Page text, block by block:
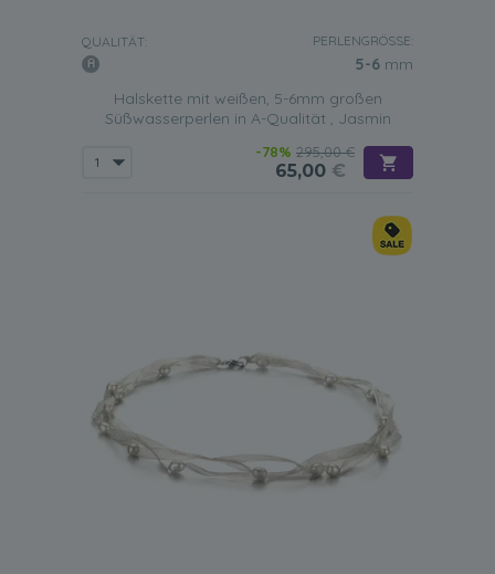
QUALITÄT: PERLENGRÖSSE:
5-6 mm
Halskette mit weißen, 5-6mm großen
Süßwasserperlen in A-Qualität , Jasmin
-78% 295,00 €
65,00 €